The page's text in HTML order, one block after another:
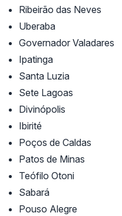
Ribeirão das Neves
Uberaba
Governador Valadares
Ipatinga
Santa Luzia
Sete Lagoas
Divinópolis
Ibirité
Poços de Caldas
Patos de Minas
Teófilo Otoni
Sabará
Pouso Alegre